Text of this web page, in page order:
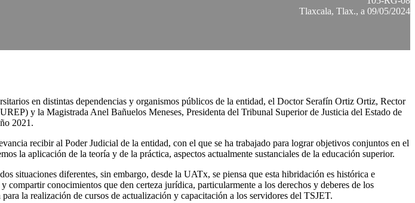
Tlaxcala, Tlax., a 09/05/2024
en distintas dependencias y organismos públicos de la entidad, el Doctor Serafín Ortiz Ortiz, Rector
y la Magistrada Anel Bañuelos Meneses, Presidenta del Tribunal Superior de Justicia del Estado de
2021.
recibir al Poder Judicial de la entidad, con el que se ha trabajado para lograr objetivos conjuntos en el
la aplicación de la teoría y de la práctica, aspectos actualmente sustanciales de la educación superior.
situaciones diferentes, sin embargo, desde la UATx, se piensa que esta hibridación es histórica e
conocimientos que den certeza jurídica, particularmente a los derechos y deberes de los
la realización de cursos de actualización y capacitación a los servidores del TSJET.